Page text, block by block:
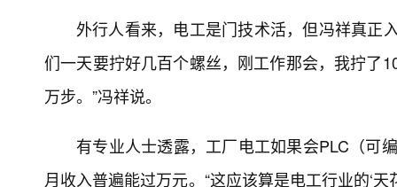
外行人看来，电工是门技术活，但冯祥真正
们一天要拧好几百个螺丝，刚工作那会，我拧了
万步。”冯祥说。
有专业人士透露，工厂电工如果会PLC（可
月收入普遍能过万元。“这应该算是电工行业的‘